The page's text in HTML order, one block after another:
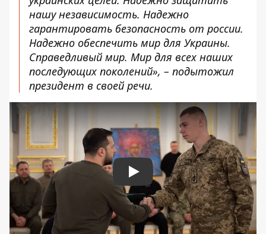
нашу независимость. Надежно
гарантировать безопасность от россии.
Надежно обеспечить мир для Украины.
Справедливый мир. Мир для всех наших
последующих поколений», – подытожил
президент в своей речи.
Play